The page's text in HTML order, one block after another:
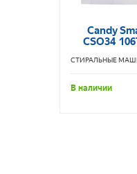
Candy
CSO34
В наличии